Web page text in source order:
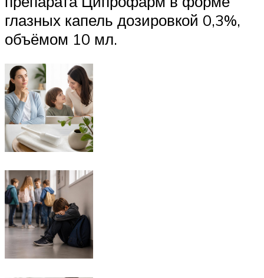
глазных капель дозировкой 0,3%,
объёмом 10 мл.